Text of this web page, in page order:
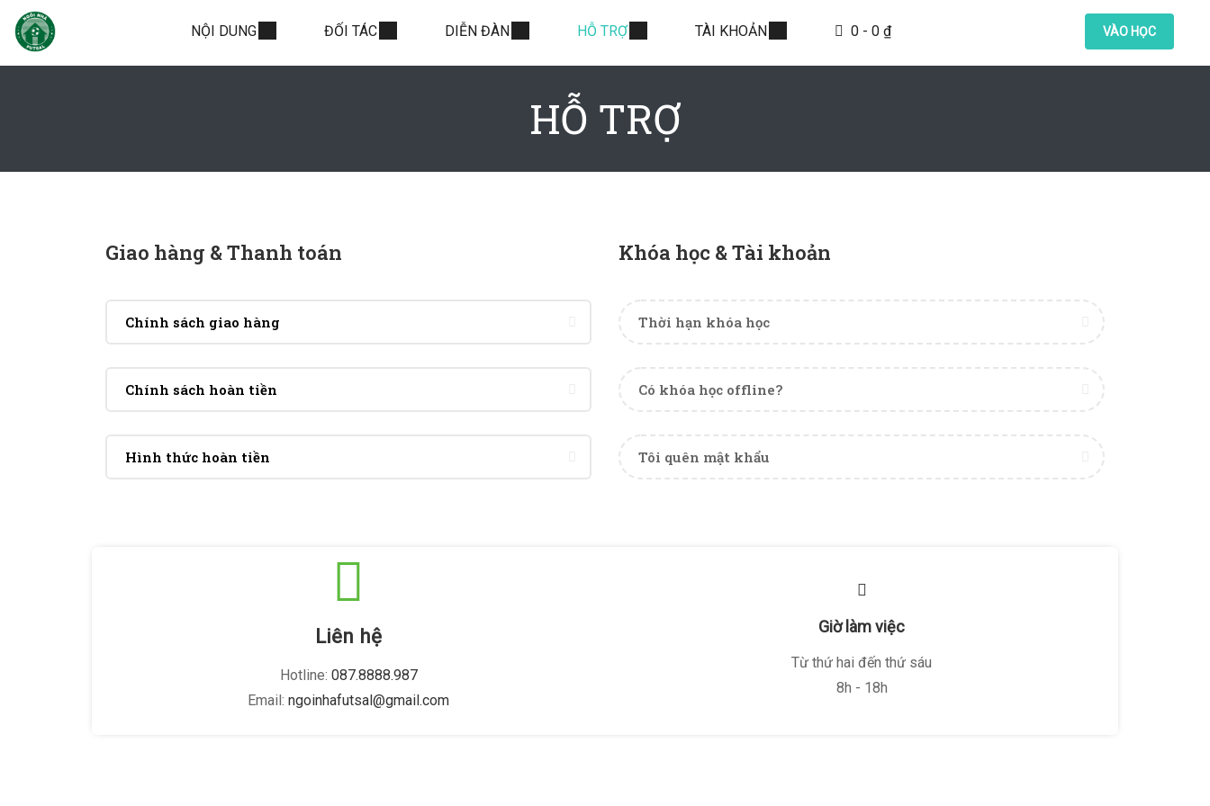
NỘI DUNG ĐỐI TÁC DIỄN ĐÀN HỖ TRỢ TÀI KHOẢN 0 - 0 ₫ VÀO HỌC
HỖ TRỢ
Giao hàng & Thanh toán
Chính sách giao hàng
Chính sách hoàn tiền
Hình thức hoàn tiền
Khóa học & Tài khoản
Thời hạn khóa học
Có khóa học offline?
Tôi quên mật khẩu
Liên hệ
Hotline: 087.8888.987
Email: ngoinhafutsal@gmail.com
Giờ làm việc
Từ thứ hai đến thứ sáu
8h - 18h